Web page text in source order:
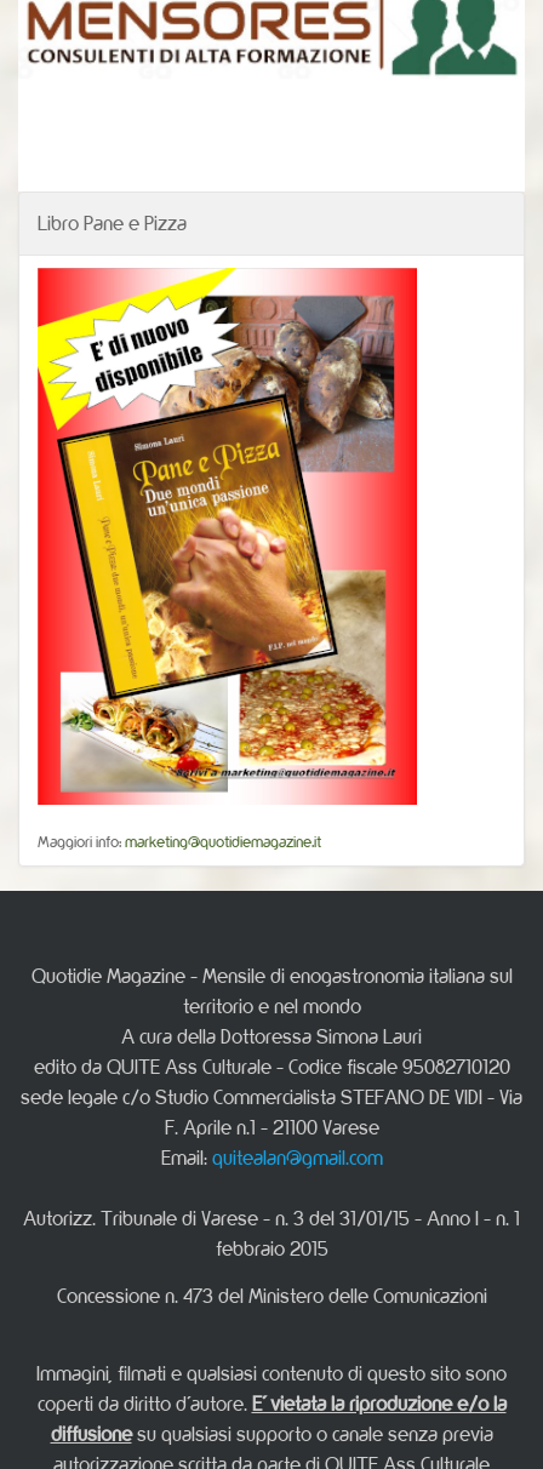
Libro Pane e Pizza
Maggiori info:marketing@quotidiemagazine.it
Quotidie Magazine - Mensile di enogastronomia italiana sul
territorio e nel mondo
A cura della Dottoressa Simona Lauri
edito da QUITE Ass Culturale - Codice fiscale 95082710120
sede legale c/o Studio Commercialista STEFANO DE VIDI - Via
F. Aprile n.1 - 21100 Varese
Email: quitealan@gmail.com
Autorizz. Tribunale di Varese - n. 3 del 31/01/15 - Anno I - n. 1
febbraio 2015
Concessione n. 473 del Ministero delle Comunicazioni
Immagini, filmati e qualsiasi contenuto di questo sito sono
coperti da diritto d'autore. E' vietata la riproduzione e/o la
diffusionesu qualsiasi supporto o canale senza previa
autorizzazione scritta da parte di QUITE Ass Culturale